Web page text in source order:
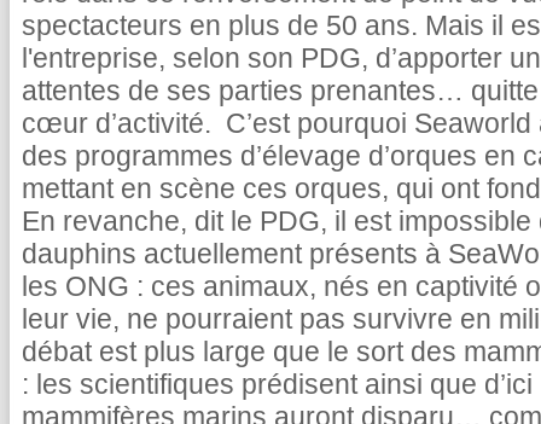
spectacteurs en plus de 50 ans. Mais il
l'entreprise, selon son PDG, d’apporter
attentes de ses parties prenantes…
cœur d’activité. C’est pourquoi
des programmes d’élevage d’orques en
mettant en scène ces orques, qui ont
En revanche, dit le PDG, il est
dauphins actuellement présents à
les ONG : ces animaux, nés en captivité
leur vie, ne pourraient pas survivre en
débat est plus large que le sort des
: les scientifiques prédisent ainsi que
mammifères marins auront disparu…